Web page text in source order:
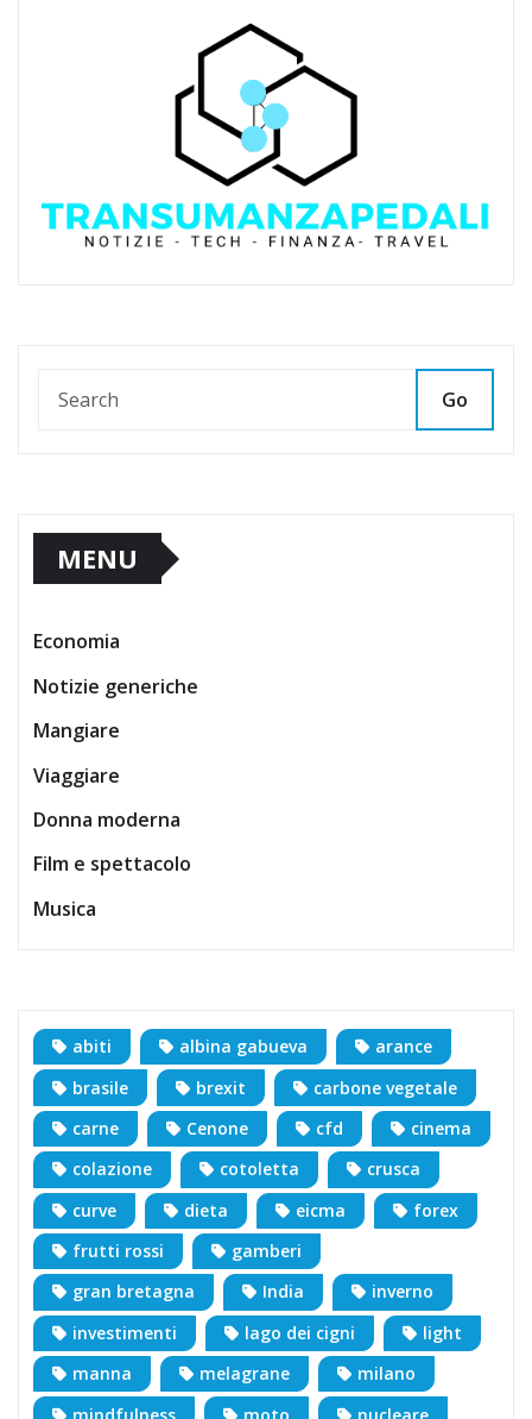
Go
MENU
Economia
Notizie generiche
Mangiare
Viaggiare
Donna moderna
Film e spettacolo
Musica
abiti albina gabueva
arance
brasile
brexit
carbone vegetale
carne
Cenone cfd
cinema
colazione
cotoletta
crusca
curve
dieta eicma
forex
frutti rossi
gamberi
gran bretagna
India
inverno
investimenti
lago dei cigni
light
manna
melagrane
milano
mindfulness
moto
nucleare